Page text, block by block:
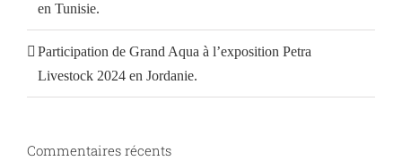
en Tunisie.
Participation de Grand Aqua à l’exposition Petra
Livestock 2024 en Jordanie.
Commentaires récents